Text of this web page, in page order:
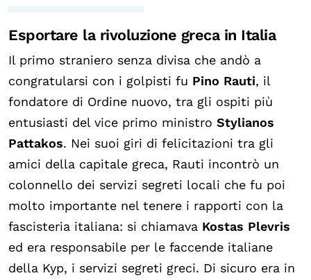
Esportare la rivoluzione greca in Italia
Il primo straniero senza divisa che andò a
congratularsi con i golpisti fu Pino Rauti, il
fondatore di Ordine nuovo, tra gli ospiti più
entusiasti del vice primo ministro Stylianos
Pattakos. Nei suoi giri di felicitazioni tra gli
amici della capitale greca, Rauti incontrò un
colonnello dei servizi segreti locali che fu poi
molto importante nel tenere i rapporti con la
fascisteria italiana: si chiamava Kostas Plevris
ed era responsabile per le faccende italiane
della Kyp, i servizi segreti greci. Di sicuro era in